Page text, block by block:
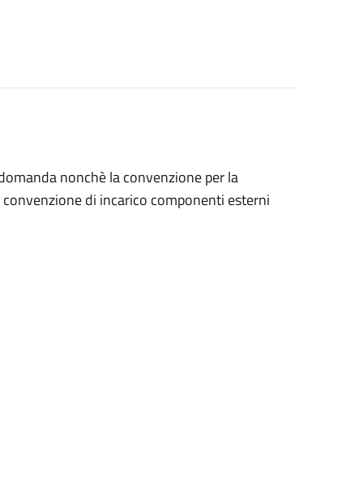
nonchè la convenzione per la
di incarico componenti esterni